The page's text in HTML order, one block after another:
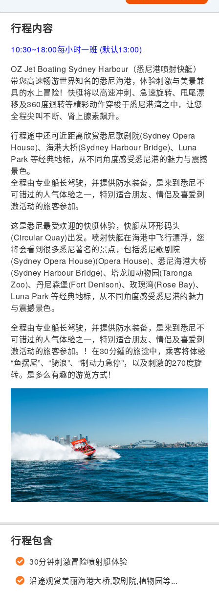
行程内容
10:30~18:00每小时一班 (默认13:00)
OZ Jet Boating Sydney Harbour（悉尼港喷射快艇）
带您高速畅游世界知名的悉尼海港，体验刺激与美景兼
具的水上冒险！快艇将以高速冲刺、急速旋转、甩尾漂
移及360度迴转等精彩动作穿梭于悉尼港湾之中，让您
全程尖叫不断、肾上腺素飆升。
行程途中还可近距离欣赏悉尼歌剧院(Sydney Opera
House)、海港大桥(Sydney Harbour Bridge)、Luna
Park 等经典地标，从不同角度感受悉尼港的魅力与震撼
景色。
全程由专业船长驾驶，并提供防水装备，是来到悉尼不
可错过的人气体验之一，特别适合朋友、情侣及喜爱刺
激活动的旅客参加。
这是悉尼最受欢迎的快艇体验，快艇从环形码头
(Circular Quay)出发。喷射快艇在海港中飞行漂浮，您
将会看到很多悉尼著名的景点，包括悉尼歌剧院
(Sydney Opera House)(Opera House)、悉尼海港大桥
(Sydney Harbour Bridge)、塔龙加动物园(Taronga
Zoo)、丹尼森堡(Fort Denison)、玫瑰湾(Rose Bay)、
Luna Park 等经典地标，从不同角度感受悉尼港的魅力
与震撼景色。
全程由专业船长驾驶，并提供防水装备，是来到悉尼不
可错过的人气体验之一，特别适合朋友、情侣及喜爱刺
激活动的旅客参加。！在30分鍾的旅途中，乘客将体验
“鱼摆尾”、“骑浪”、“制动力急停”，以及刺激的270度旋
转。是多么有趣的游览方式！
行程包含
30分钟刺激冒险喷射艇体验
沿途观赏美丽海港大桥,歌剧院,植物园等...